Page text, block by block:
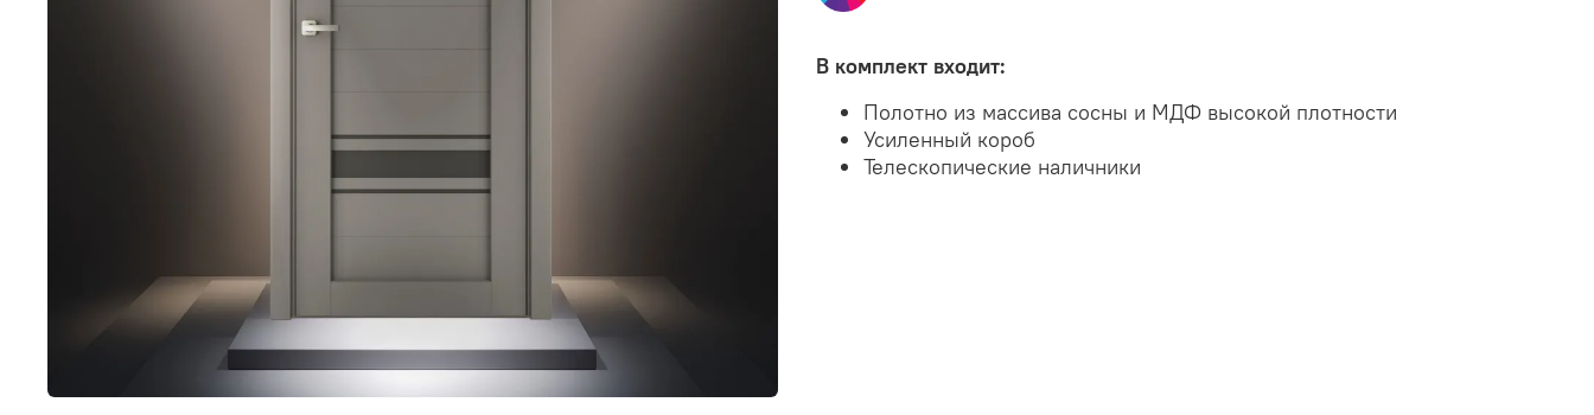
В комплект входит:
Полотно из массива сосны и МДФ высокой плотности
Усиленный короб
Телескопические наличники